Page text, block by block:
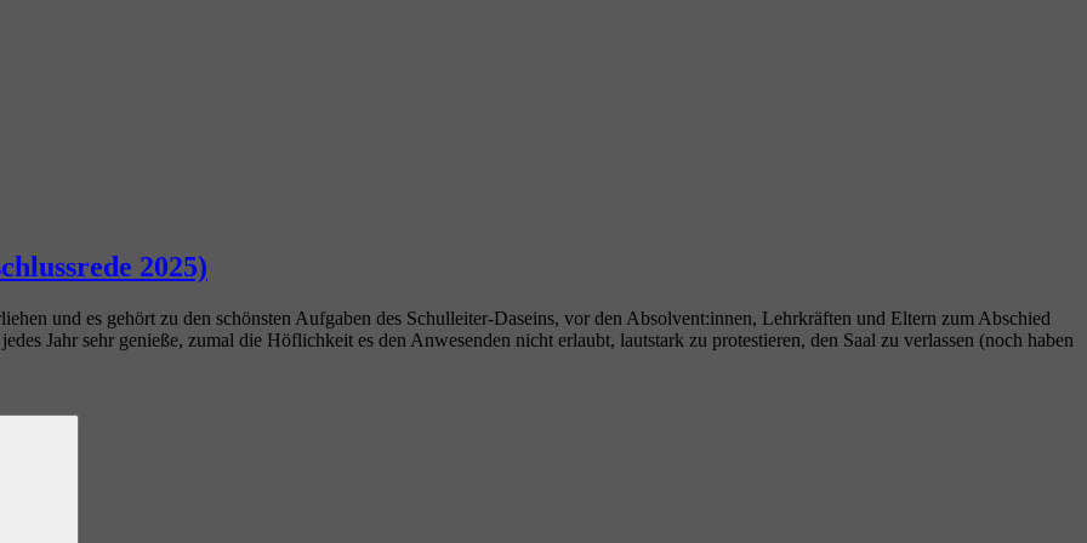
2025)
und es gehört zu den schönsten Aufgaben des Schulleiter-Daseins, vor den Absolvent:innen, Lehrkräften und Eltern zum Abschied
Jahr sehr genieße, zumal die Höflichkeit es den Anwesenden nicht erlaubt, lautstark zu protestieren, den Saal zu verlassen (noch haben